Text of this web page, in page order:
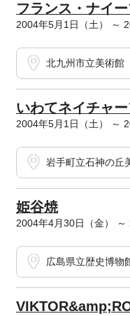
フランス・ナイ
2004年5月1日（土） ～
北九州市立美術館
いわてネイチャ
2004年5月1日（土） ～
岩手町立石神の丘
姫谷焼
2004年4月30日（金） ～
広島県立歴史博物